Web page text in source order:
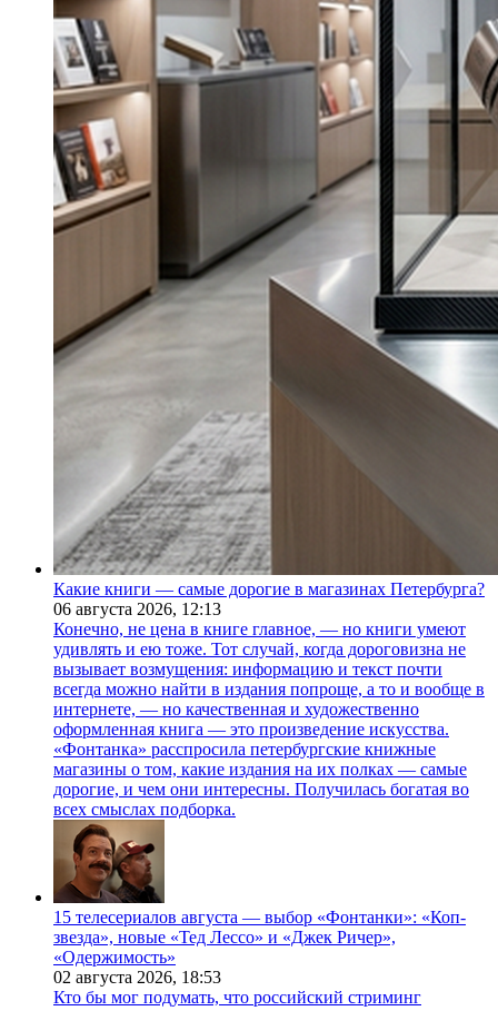
Какие книги — самые дорогие в магазинах Петербурга?
06 августа 2026, 12:13
Конечно, не цена в книге главное, — но книги умеют
удивлять и ею тоже. Тот случай, когда дороговизна не
вызывает возмущения: информацию и текст почти
всегда можно найти в издания попроще, а то и вообще в
интернете, — но качественная и художественно
оформленная книга — это произведение искусства.
«Фонтанка» расспросила петербургские книжные
магазины о том, какие издания на их полках — самые
дорогие, и чем они интересны. Получилась богатая во
всех смыслах подборка.
15 телесериалов августа — выбор «Фонтанки»: «Коп-
звезда», новые «Тед Лессо» и «Джек Ричер»,
«Одержимость»
02 августа 2026, 18:53
Кто бы мог подумать, что российский стриминг